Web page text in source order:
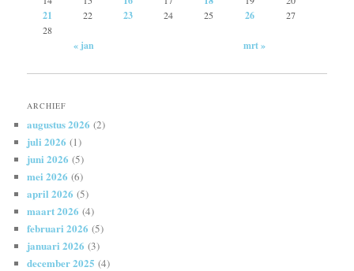
21 22 23 24 25 26
27
28
« jan mrt »
ARCHIEF
augustus 2026 (2)
juli 2026 (1)
juni 2026 (5)
mei 2026 (6)
april 2026 (5)
maart 2026 (4)
februari 2026 (5)
januari 2026 (3)
december 2025 (4)